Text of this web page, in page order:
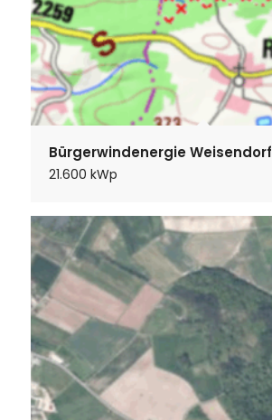
Bürgerwindenergie Weisendorf
21.600 kWp